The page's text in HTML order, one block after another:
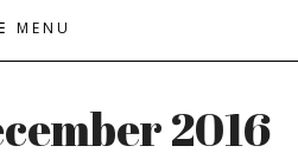
MENU
2016